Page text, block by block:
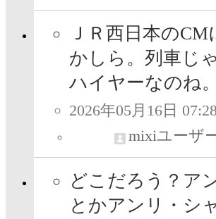
ＪＲ西日本の
かしら。列車じ
ハイヤーなのね。
2026年05月16日 07:28
mixiユーザ
どこだろう？ア
とかアンリ・シ